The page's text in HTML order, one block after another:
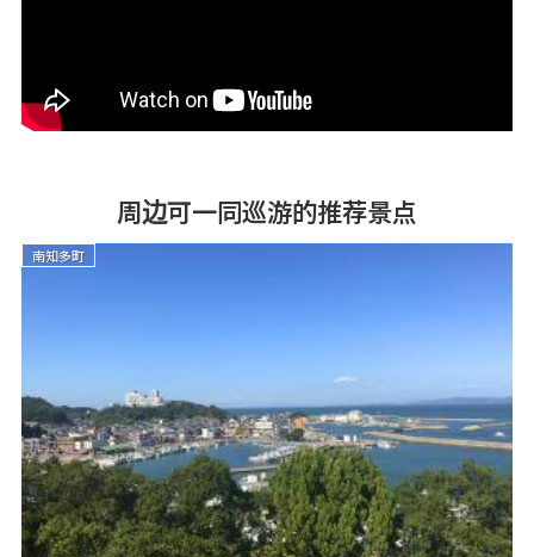
周边可一同巡游的推荐景点
南知多町